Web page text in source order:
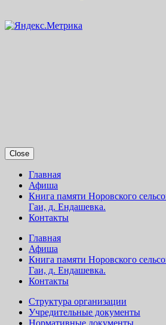
Close
Главная
Афиша
Книга памяти Норовского
Гаи, д. Ендашевка.
Контакты
Главная
Афиша
Книга памяти Норовского
Гаи, д. Ендашевка.
Контакты
Структура организации
Учредительные документы
Нормативные документы